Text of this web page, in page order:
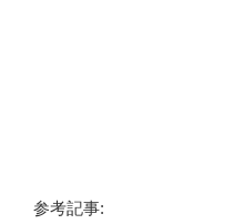
参考記事: